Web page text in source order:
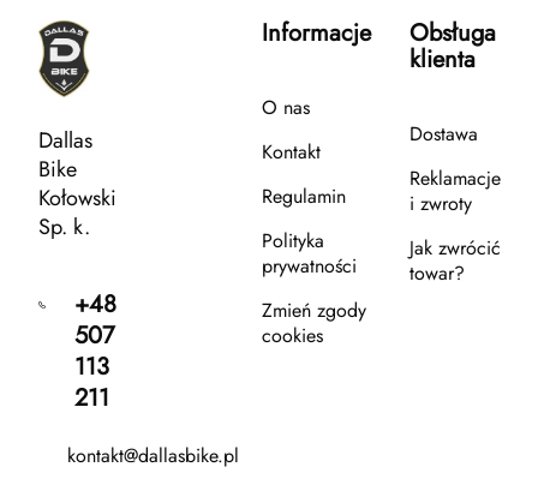
Dallas
Bike
Kołowski
Sp. k.
+48
507
113
211
kontakt@dallasbike.pl
Informacje
O nas
Kontakt
Regulamin
Polityka
prywatności
Zmień zgody
cookies
Obsługa
klienta
Dostawa
Reklamacje
i zwroty
Jak zwrócić
towar?